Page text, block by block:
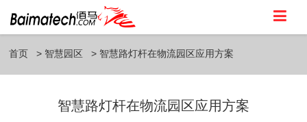
首页 智慧园区 智慧路灯杆在物流园区应用方案
智慧路灯杆在物流园区应用方案